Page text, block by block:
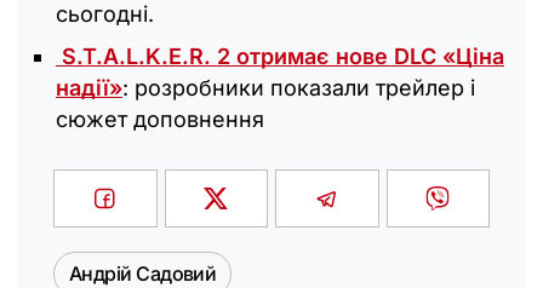
сьогодні.
S.T.A.L.K.E.R. 2 отримає нове DLC «Ціна
надії»: розробники показали трейлер і
сюжет доповнення
Андрій Садовий